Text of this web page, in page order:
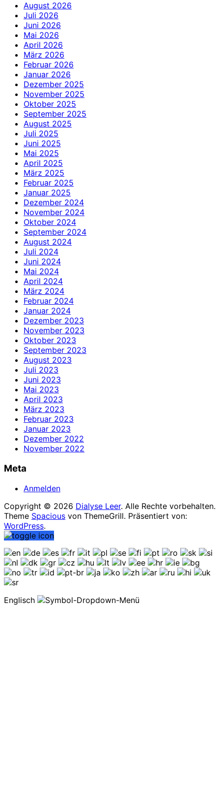
August 2026
Juli 2026
Juni 2026
Mai 2026
April 2026
März 2026
Februar 2026
Januar 2026
Dezember 2025
November 2025
Oktober 2025
September 2025
August 2025
Juli 2025
Juni 2025
Mai 2025
April 2025
März 2025
Februar 2025
Januar 2025
Dezember 2024
November 2024
Oktober 2024
September 2024
August 2024
Juli 2024
Juni 2024
Mai 2024
April 2024
März 2024
Februar 2024
Januar 2024
Dezember 2023
November 2023
Oktober 2023
September 2023
August 2023
Juli 2023
Juni 2023
Mai 2023
April 2023
März 2023
Februar 2023
Januar 2023
Dezember 2022
November 2022
Meta
Anmelden
Copyright © 2026 Dialyse Leer. Alle Rechte vorbehalten.
Theme Spacious von ThemeGrill. Präsentiert von:
WordPress.
Englisch